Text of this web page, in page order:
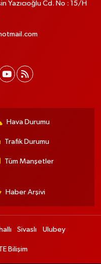
Yazıcıoğlu Cd. No : 15/H
Hava Durumu
Trafik Durumu
Tüm Manşetler
Haber Arşivi
Sivaslı Ulubey
Bilişim